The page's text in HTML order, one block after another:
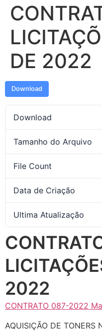
DE 2022
Download
Download
Tamanho do Arquivo
File Count
Data de Criação
Ultima Atualização
2022
CONTRATO 087-2022
AQUISIÇÃO DE TONERS